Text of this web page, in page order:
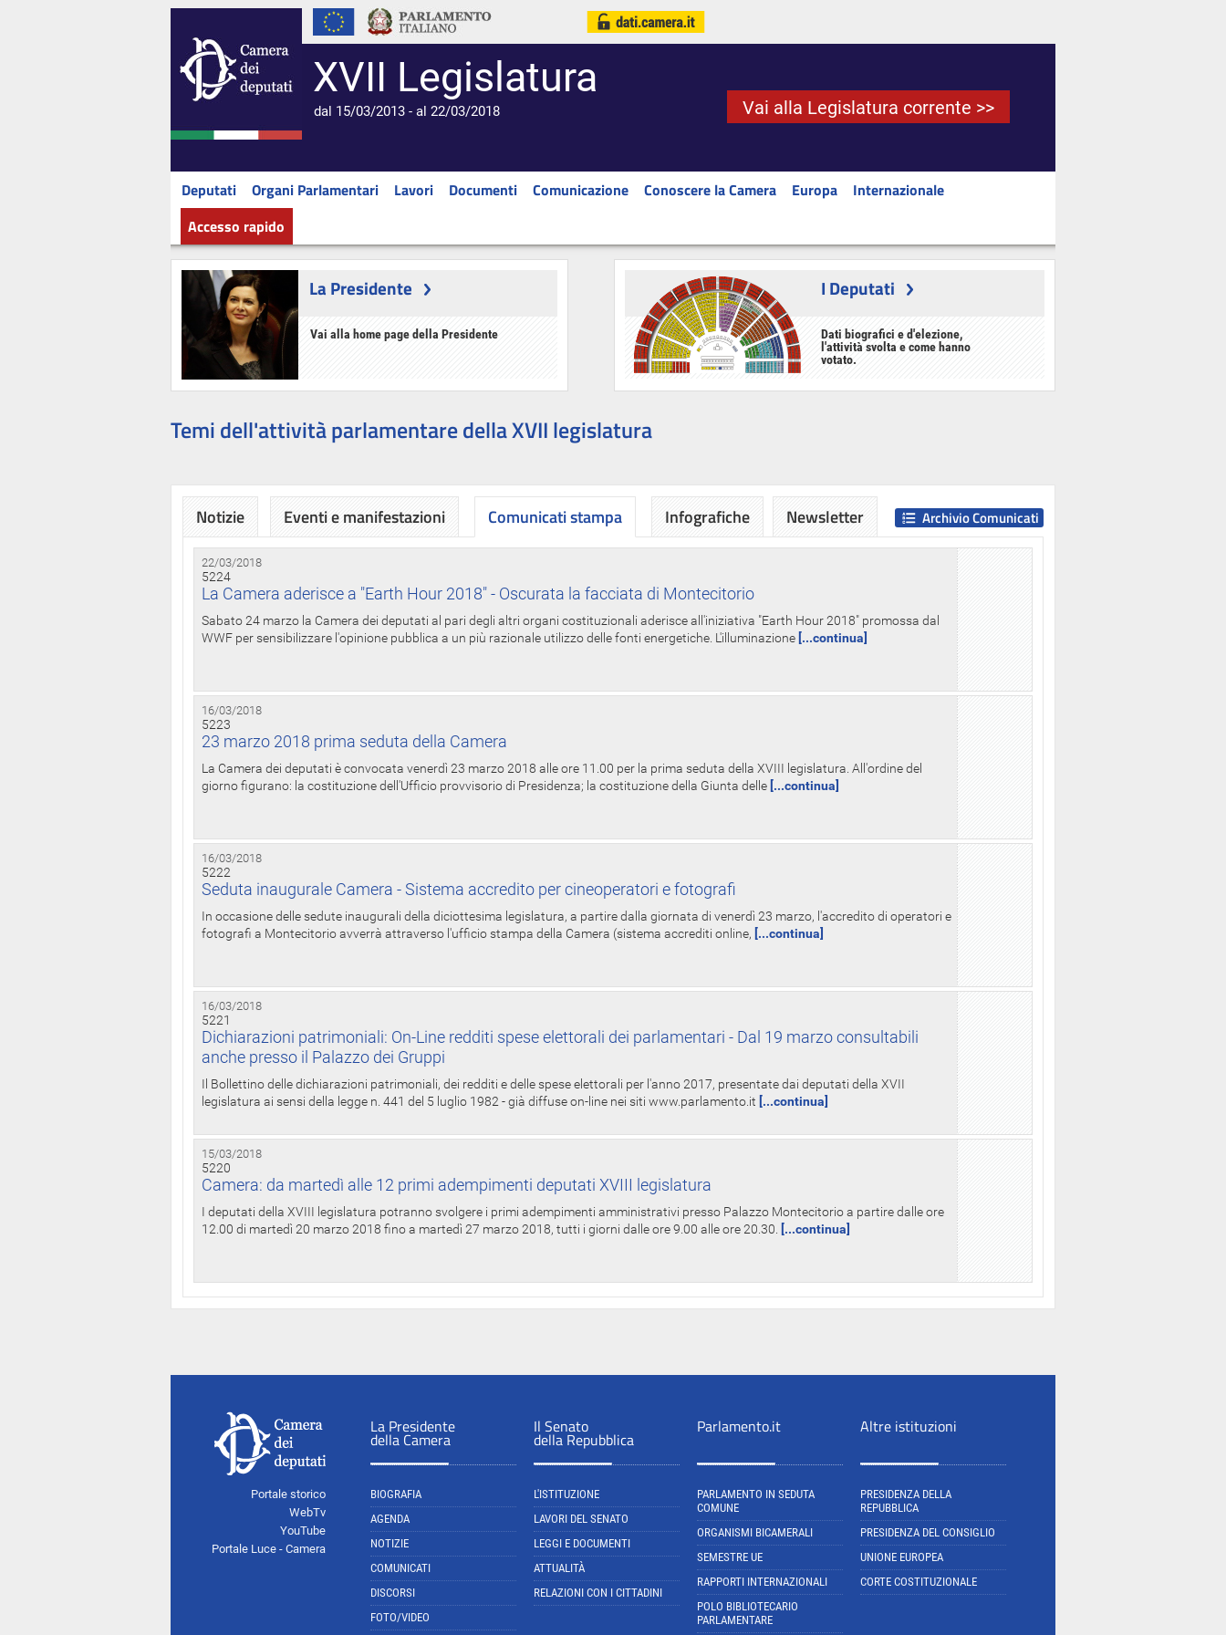
XVII Legislatura
dal 15/03/2013 - al 22/03/2018 Vai alla Legislatura corrente >>
Deputati Organi Parlamentari Lavori Documenti Comunicazione Conoscere la Camera Europa
Internazionale
Accesso rapido
La Presidente
Vai alla home page della Presidente
I Deputati
Dati biografici e d'elezione,
l'attività svolta e come hanno
votato.
Temi dell'attività parlamentare della XVII legislatura
Notizie Eventi e manifestazioni Comunicati stampa
22/03/2018
5224
La Camera aderisce a "Earth Hour 2018" - Oscurata la facciata di Montecitorio
Sabato 24 marzo la Camera dei deputati al pari degli altri organi costituzionali aderisce all'iniziativa "Earth Hour 2018" promossa dal
WWF per sensibilizzare l'opinione pubblica a un più razionale utilizzo delle fonti energetiche. L'illuminazione [...continua]
16/03/2018
5223
23 marzo 2018 prima seduta della Camera
La Camera dei deputati è convocata venerdì 23 marzo 2018 alle ore 11.00 per la prima seduta della XVIII legislatura. All'ordine del
giorno figurano: la costituzione dell'Ufficio provvisorio di Presidenza; la costituzione della Giunta delle [...continua]
16/03/2018
5222
Seduta inaugurale Camera - Sistema accredito per cineoperatori e fotografi
In occasione delle sedute inaugurali della diciottesima legislatura, a partire dalla giornata di venerdì 23 marzo, l'accredito di operatori e
fotografi a Montecitorio avverrà attraverso l'ufficio stampa della Camera (sistema accrediti online, [...continua]
16/03/2018
5221
Dichiarazioni patrimoniali: On-Line redditi spese elettorali dei parlamentari - Dal 19 marzo consultabili
anche presso il Palazzo dei Gruppi
Il Bollettino delle dichiarazioni patrimoniali, dei redditi e delle spese elettorali per l'anno 2017, presentate dai deputati della XVII
legislatura ai sensi della legge n. 441 del 5 luglio 1982 - già diffuse on-line nei siti www.parlamento.it [...continua]
15/03/2018
5220
Camera: da martedì alle 12 primi adempimenti deputati XVIII legislatura
I deputati della XVIII legislatura potranno svolgere i primi adempimenti amministrativi presso Palazzo Montecitorio a partire dalle ore
12.00 di martedì 20 marzo 2018 fino a martedì 27 marzo 2018, tutti i giorni dalle ore 9.00 alle ore 20.30.
[...continua]
Archivio Comunicati
Infografiche Newsletter
Portale storico
WebTv
YouTube
Portale Luce - Camera
La Presidente
della Camera
BIOGRAFIA
AGENDA
NOTIZIE
COMUNICATI
DISCORSI
FOTO/VIDEO
Il Senato
della Repubblica
L'ISTITUZIONE
LAVORI DEL SENATO
LEGGI E DOCUMENTI
ATTUALITÀ
RELAZIONI CON I CITTADINI
Parlamento.it
PARLAMENTO IN SEDUTA
COMUNE
ORGANISMI BICAMERALI
SEMESTRE UE
RAPPORTI INTERNAZIONALI
POLO BIBLIOTECARIO
PARLAMENTARE
Altre istituzioni
PRESIDENZA DELLA
REPUBBLICA
PRESIDENZA DEL CONSIGLIO
UNIONE EUROPEA
CORTE COSTITUZIONALE